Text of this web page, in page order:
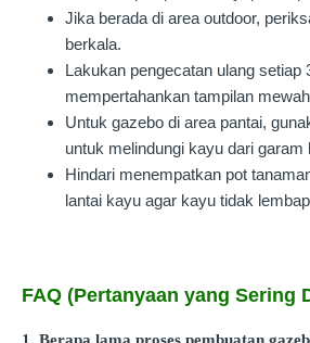
Jika berada di area outdoor,
berkala.
Lakukan pengecatan ulang setiap
mempertahankan tampilan
Untuk gazebo di area pantai,
untuk melindungi kayu dari garam
Hindari menempatkan pot
lantai kayu agar kayu tidak
FAQ (Pertanyaan yang Sering